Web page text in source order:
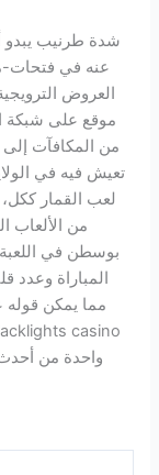
شدة طرنيب يبدو
عنه في فتحات-
موقع على شبكة
من المكافآت
تعيش فيه في
لعب القمار
من الألعاب
المباراة وعدد
مما يمكن قوله